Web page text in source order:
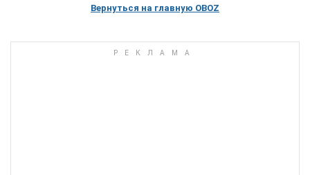
Вернуться на главную OBOZ